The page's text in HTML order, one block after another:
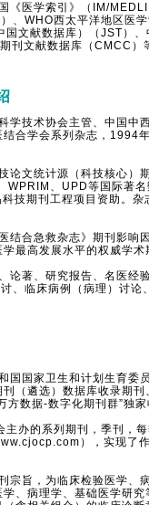
医学索引》（IM/
、WHO西太平洋地区医
国文献数据库）（JST）
刊文献数据库（CMCC）
技术协会主管、中国中
合学会系列杂志，1994
文统计源（科技核心）
WPRIM、UPD等国际著
技期刊工程项目资助。
合急救杂志》期刊影响
最高发展水平的权威学术
著、研究报告、名医经
、临床病例（病理）讨
国家卫生和计划生育委
（遴选）数据库收录期
方数据-数字化期刊群”独
办的系列期刊，季刊，
），实现了
旨，为临床检验医学、
、病理学、基础医学研